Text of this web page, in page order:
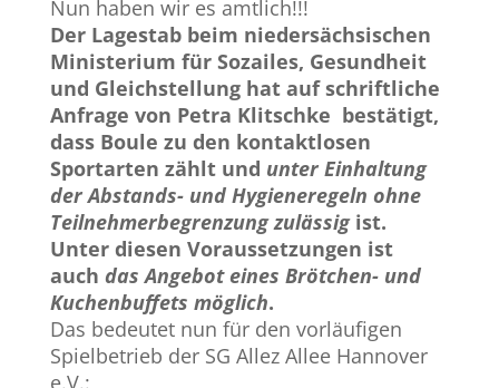
Nun haben wir es amtlich!!!
Der Lagestab beim niedersächsischen
Ministerium für Sozailes, Gesundheit
und Gleichstellung hat auf schriftliche
Anfrage von Petra Klitschke bestätigt,
dass Boule zu den kontaktlosen
Sportarten zählt und unter Einhaltung
der Abstands- und Hygieneregeln ohne
Teilnehmerbegrenzung zulässigist.
Unter diesen Voraussetzungen ist
auch das Angebot eines Brötchen- und
Kuchenbuffets möglich.
Das bedeutet nun für den vorläufigen
Spielbetrieb der SG Allez Allee Hannover
e.V.: